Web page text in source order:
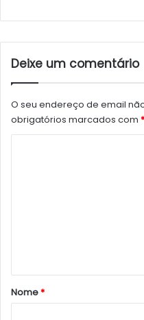
Deixe um comentário
O seu endereço de email
obrigatórios marcados com *
r
Nome*